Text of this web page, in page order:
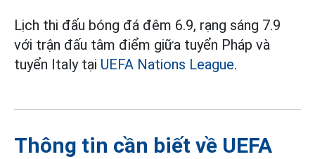
Lịch thi đấu bóng đá đêm 6.9, rạng sáng 7.9
với trận đấu tâm điểm giữa tuyển Pháp và
tuyển Italy tại UEFA Nations League.
Thông tin cần biết về UEFA